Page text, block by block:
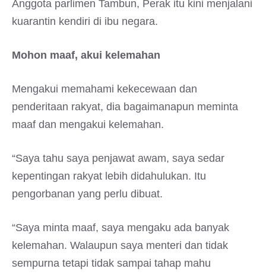
Anggota parlimen Tambun, Perak itu kini menjalani
kuarantin kendiri di ibu negara.
Mohon maaf, akui kelemahan
Mengakui memahami kekecewaan dan
penderitaan rakyat, dia bagaimanapun meminta
maaf dan mengakui kelemahan.
“Saya tahu saya penjawat awam, saya sedar
kepentingan rakyat lebih didahulukan. Itu
pengorbanan yang perlu dibuat.
“Saya minta maaf, saya mengaku ada banyak
kelemahan. Walaupun saya menteri dan tidak
sempurna tetapi tidak sampai tahap mahu